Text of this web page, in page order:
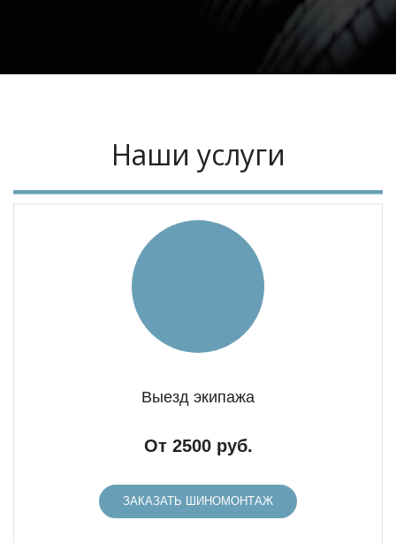
Наши услуги
Выезд экипажа
От 2500 руб.
ЗАКАЗАТЬ ШИНОМОНТАЖ